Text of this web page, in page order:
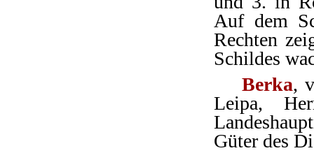
Auf dem
Rechten
Schildes
Berka,
Leipa,
Güter des